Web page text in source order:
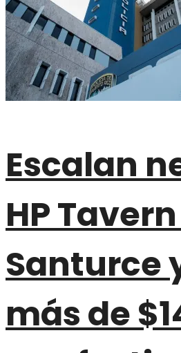
Escalan
HP
Santurce
más de